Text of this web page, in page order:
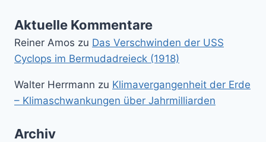
Aktuelle Kommentare
Reiner Amos zu Das Verschwinden der USS
Cyclops im Bermudadreieck (1918)
Walter Herrmann zu Klimavergangenheit der Erde
– Klimaschwankungen über Jahrmilliarden
Archiv